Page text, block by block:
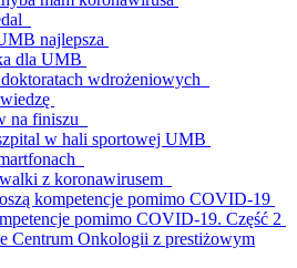
najlepsza
dla UMB
wdrożeniowych
na finiszu
w hali sportowej UMB
z koronawirusem
kompetencje pomimo COVID-19
pomimo COVID-19. Część 2
Centrum Onkologii z prestiżowym